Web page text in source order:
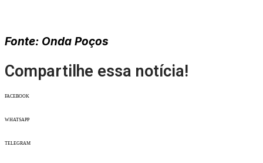
Fonte: Onda Poços
Compartilhe essa notícia!
FACEBOOK
WHATSAPP
TELEGRAM